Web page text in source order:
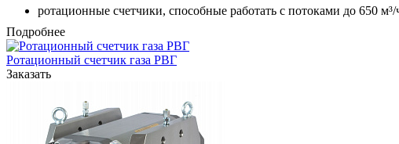
ротационные счетчики, способные работать с потоками до 650 м³/
Выбор подходящего именно Вам типа газового счетчика будет
Измеряемая среда: природный газ, пропан, бутан, инертные газа и
Подробнее
Ротационный счетчик газа РВГ
Заказать